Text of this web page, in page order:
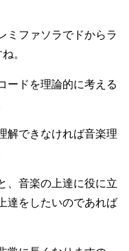
ミファソラでドからラ
。
ードを理論的に考える
解できなければ音楽理
、音楽の上達に役に立
達をしたいのであれば